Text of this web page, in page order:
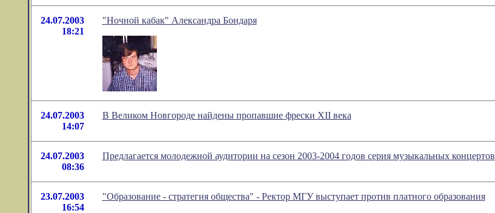
24.07.2003
18:21
"Ночной кабак" Александра Бондаря
24.07.2003
14:07
В Великом Новгороде найдены пропавшие фрески XII века
24.07.2003
08:36
Предлагается молодежной аудитории на сезон 2003-2004 годов серия музыкальных концертов
23.07.2003
16:54
"Образование - стратегия общества" - Ректор МГУ выступает против платного образования